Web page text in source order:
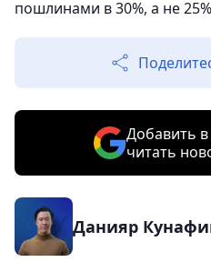
пошлинами в 30%, а не
Добавить
читать
Данияр